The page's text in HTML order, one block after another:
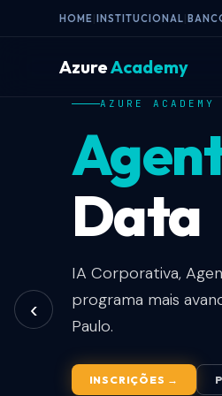
HOME |INSTITUCIONAL |
AzureAcademy
AZURE
Data
IA Corporativa,
programa mais
Paulo.
INSCRIÇÕES →
FORMAÇÃO
Agents, OpenAI,
Segurança. Cases
EM BREVE ·
AI &
IA · Agents · Dados
Receba
‹